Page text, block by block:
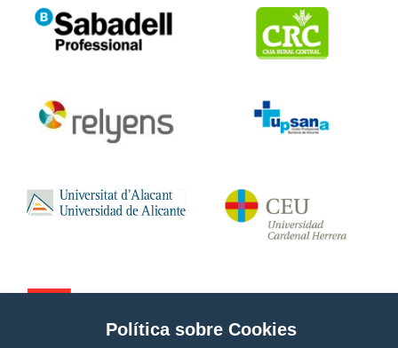
Política sobre Cookies